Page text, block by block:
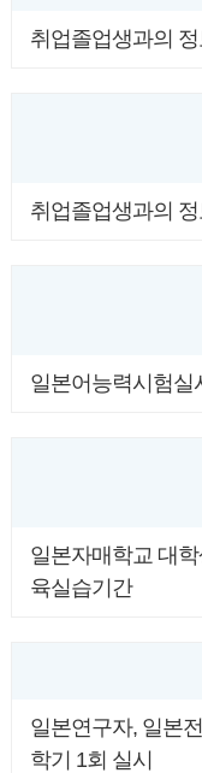
취업졸업생과의
취업졸업생과의
일본어능력시험실
일본자매학교 대
육실습기간
일본연구자, 일본
학기 1회 실시